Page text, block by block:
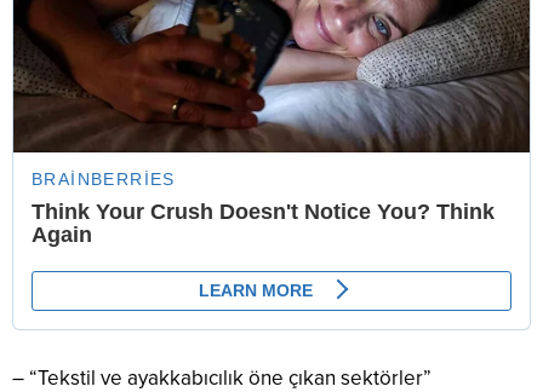
– “Tekstil ve ayakkabıcılık öne çıkan sektörler”